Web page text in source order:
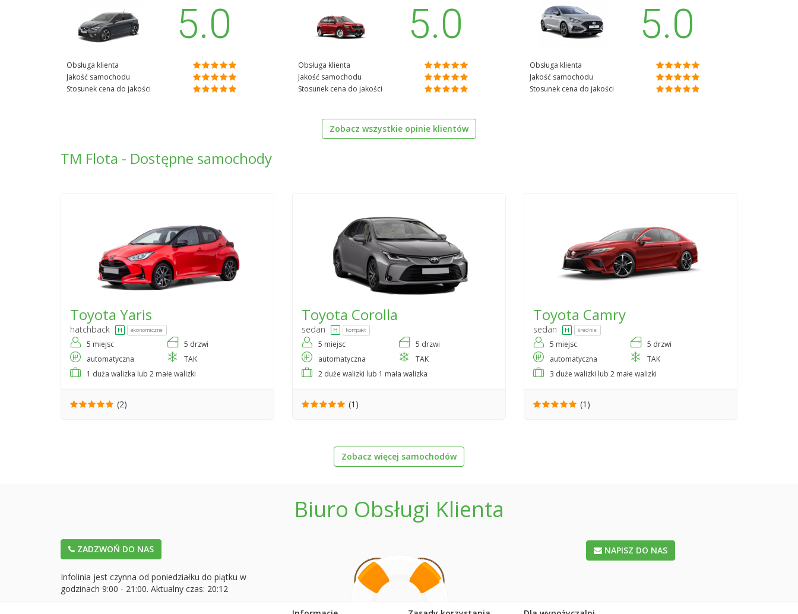
5.0
Obsługa klienta
Jakość samochodu
Stosunek cena do jakości
5.0
Obsługa klienta
Jakość samochodu
Stosunek cena do jakości
5.0
Obsługa klienta
Jakość samochodu
Stosunek cena do jakości
Zobacz wszystkie opinie klientów
TM Flota - Dostępne samochody
Toyota Yaris
hatchback ekonomiczne
5 miejsc
5 drzwi
automatyczna
TAK
1 duża walizka lub 2 małe walizki
(2)
Toyota Corolla
sedan kompakt
5 miejsc
5 drzwi
automatyczna
TAK
2 duże walizki lub 1 mała walizka
(1)
Toyota Camry
sedan średnie
5 miejsc
5 drzwi
automatyczna
TAK
3 duże walizki lub 2 małe walizki
(1)
Zobacz więcej samochodów
Biuro Obsługi Klienta
ZADZWOŃ DO NAS
Infolinia jest czynna od poniedziałku do piątku w
godzinach 9:00 - 21:00. Aktualny czas: 20:12
NAPISZ DO NAS